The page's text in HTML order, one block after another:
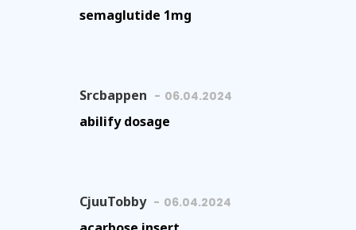
semaglutide 1mg
Srcbappen 06.04.2024
abilify dosage
CjuuTobby 06.04.2024